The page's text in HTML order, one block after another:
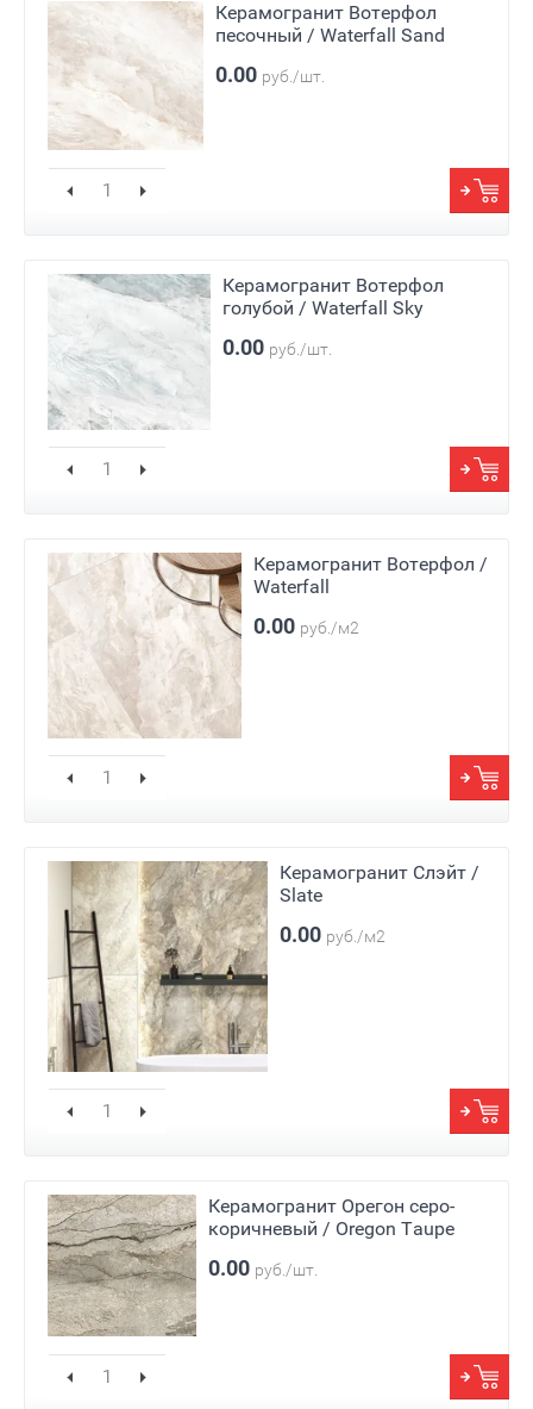
Керамогранит Вотерфол
песочный / Waterfall Sand
0.00 руб./шт.
Керамогранит Вотерфол
голубой / Waterfall Sky
0.00 руб./шт.
Керамогранит Вотерфол /
Waterfall
0.00 руб./м2
Керамогранит Слэйт /
Slate
0.00 руб./м2
Керамогранит Орегон серо-
коричневый / Oregon Taupe
0.00 руб./шт.